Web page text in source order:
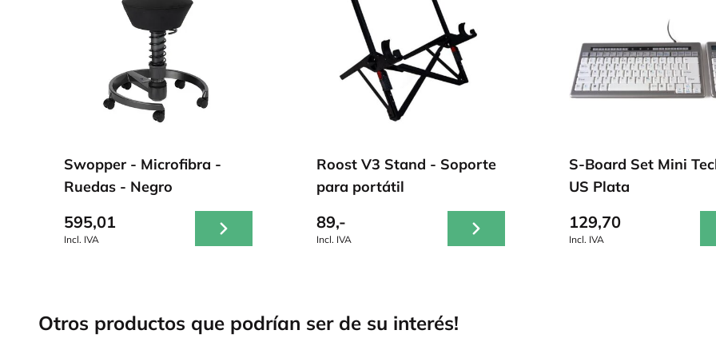
Swopper - Microfibra -
Ruedas - Negro
595,01
Incl. IVA
Roost V3 Stand - Soporte
para portátil
89,-
Incl. IVA
S-Board Set Mini
US Plata
129,70
Incl. IVA
Otros productos que podrían ser de su interés!